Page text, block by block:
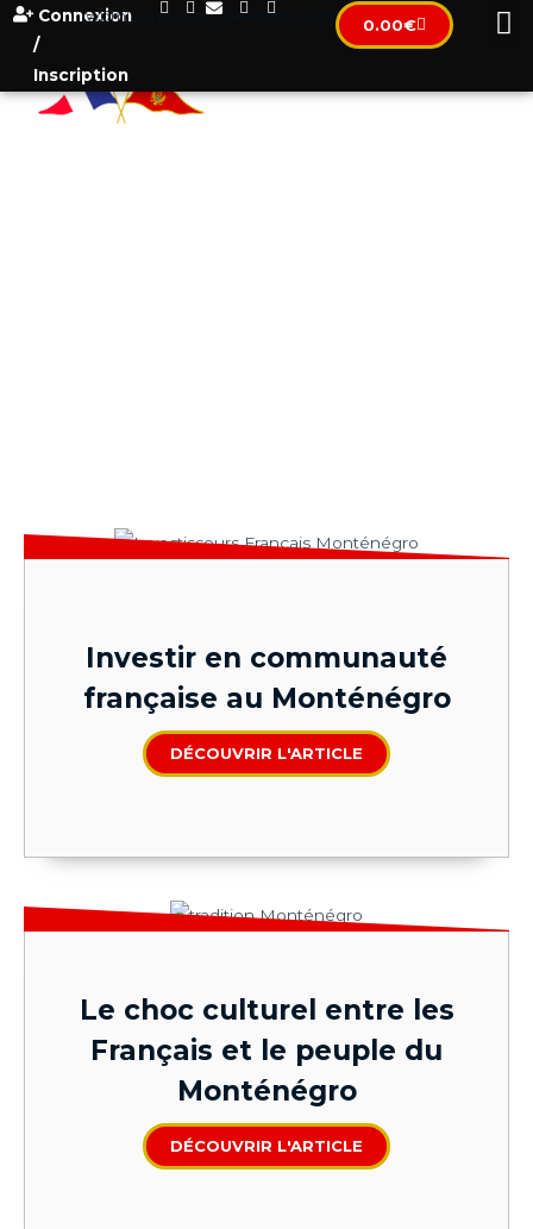
Connexion
/
Inscription
[wpml_language_selector_widget] 0.00€
Investir en communauté
française au Monténégro
DÉCOUVRIR L'ARTICLE
Le choc culturel entre les
Français et le peuple du
Monténégro
DÉCOUVRIR L'ARTICLE